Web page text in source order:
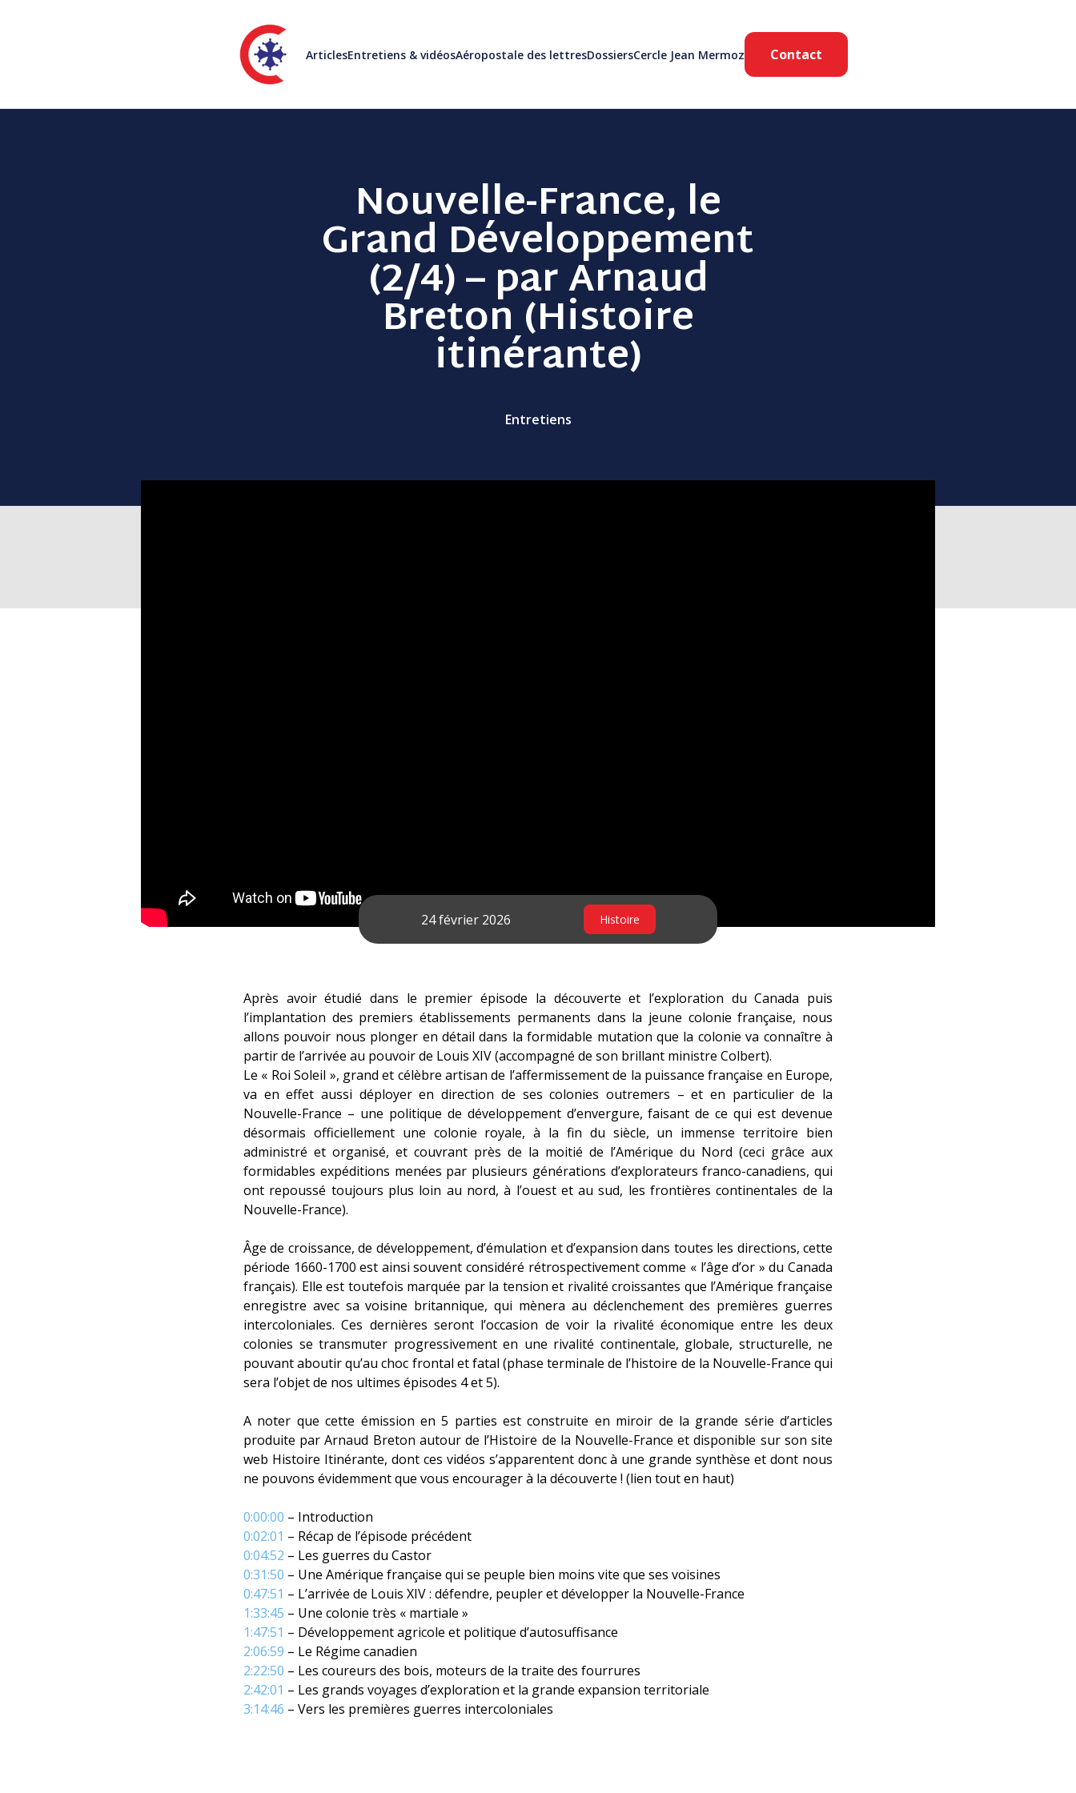
ArticlesEntretiens & vidéosAéropostale des lettresDossiersCercle Jean Mermoz Contact
Nouvelle-France, le
Grand Développement
(2/4) – par Arnaud
Breton (Histoire
itinérante)
Entretiens
24 février 2026 Histoire
Après avoir étudié dans le premier épisode la découverte et l’exploration du Canada puis
l’implantation des premiers établissements permanents dans la jeune colonie française, nous
allons pouvoir nous plonger en détail dans la formidable mutation que la colonie va connaître à
partir de l’arrivée au pouvoir de Louis XIV (accompagné de son brillant ministre Colbert).
Le « Roi Soleil », grand et célèbre artisan de l’affermissement de la puissance française en Europe,
va en effet aussi déployer en direction de ses colonies outremers – et en particulier de la
Nouvelle-France – une politique de développement d’envergure, faisant de ce qui est devenue
désormais officiellement une colonie royale, à la fin du siècle, un immense territoire bien
administré et organisé, et couvrant près de la moitié de l’Amérique du Nord (ceci grâce aux
formidables expéditions menées par plusieurs générations d’explorateurs franco-canadiens, qui
ont repoussé toujours plus loin au nord, à l’ouest et au sud, les frontières continentales de la
Nouvelle-France).
Âge de croissance, de développement, d’émulation et d’expansion dans toutes les directions, cette
période 1660-1700 est ainsi souvent considéré rétrospectivement comme « l’âge d’or » du Canada
français). Elle est toutefois marquée par la tension et rivalité croissantes que l’Amérique française
enregistre avec sa voisine britannique, qui mènera au déclenchement des premières guerres
intercoloniales. Ces dernières seront l’occasion de voir la rivalité économique entre les deux
colonies se transmuter progressivement en une rivalité continentale, globale, structurelle, ne
pouvant aboutir qu’au choc frontal et fatal (phase terminale de l’histoire de la Nouvelle-France qui
sera l’objet de nos ultimes épisodes 4 et 5).
A noter que cette émission en 5 parties est construite en miroir de la grande série d’articles
produite par Arnaud Breton autour de l’Histoire de la Nouvelle-France et disponible sur son site
web Histoire Itinérante, dont ces vidéos s’apparentent donc à une grande synthèse et dont nous
ne pouvons évidemment que vous encourager à la découverte ! (lien tout en haut)
0:00:00 – Introduction
0:02:01 – Récap de l’épisode précédent
0:04:52 – Les guerres du Castor
0:31:50 – Une Amérique française qui se peuple bien moins vite que ses voisines
0:47:51 – L’arrivée de Louis XIV : défendre, peupler et développer la Nouvelle-France
1:33:45 – Une colonie très « martiale »
1:47:51 – Développement agricole et politique d’autosuffisance
2:06:59 – Le Régime canadien
2:22:50 – Les coureurs des bois, moteurs de la traite des fourrures
2:42:01 – Les grands voyages d’exploration et la grande expansion territoriale
3:14:46 – Vers les premières guerres intercoloniales